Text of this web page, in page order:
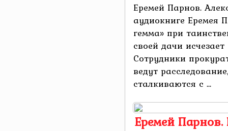
Еремей Парнов.
аудиокниге Еремея
гемма» при
своей дачи
Сотрудники
ведут
сталкиваются с ...
Еремей